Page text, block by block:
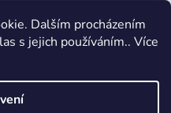
Dalším procházením
s jejich používáním.. Více
Shoptet